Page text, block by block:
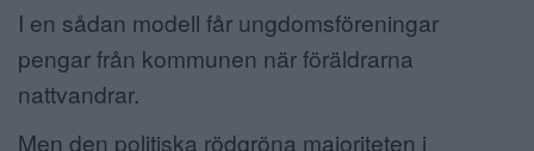
I en sådan modell får ungdomsföreningar
pengar från kommunen när föräldrarna
nattvandrar.
Men den politiska rödgröna majoriteten i